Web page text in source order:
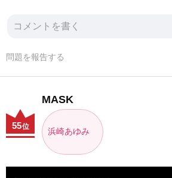
問題を報告する
MASK
浜崎あゆみ
55位